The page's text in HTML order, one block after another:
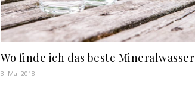
Wo finde ich das beste Mineralwasser
3. Mai 2018